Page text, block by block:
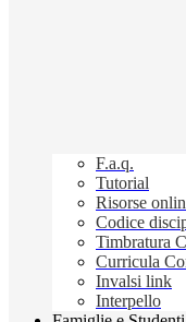
F.a.q.
Tutorial
Risorse
Codice
Timbratura
Curricula
Invalsi link
Interpello